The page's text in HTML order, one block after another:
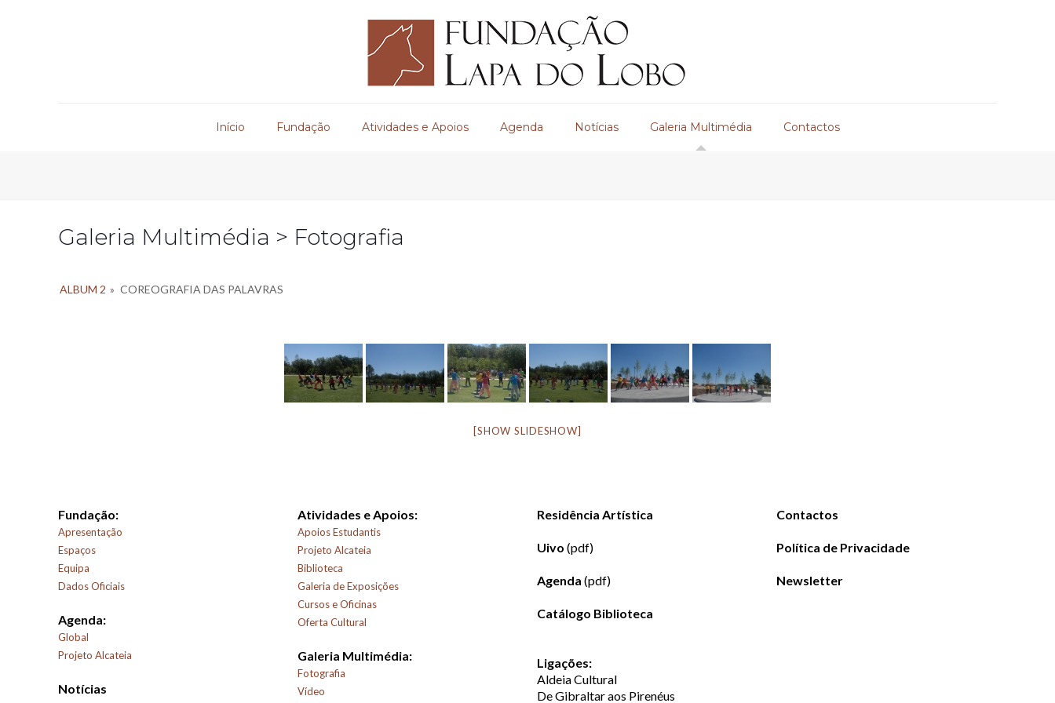
Início Fundação Atividades e Apoios Agenda Notícias Galeria Multimédia Contactos
Galeria Multimédia > Fotografia
ALBUM 2 » COREOGRAFIA DAS PALAVRAS
[SHOW SLIDESHOW]
Fundação:
Apresentação
Espaços
Equipa
Dados Oficiais
Agenda:
Global
Projeto Alcateia
Notícias
Atividades e Apoios:
Apoios Estudantis
Projeto Alcateia
Biblioteca
Galeria de Exposições
Cursos e Oficinas
Oferta Cultural
Galeria Multimédia:
Fotografia
Vídeo
Residência Artística
Uivo (pdf)
Agenda (pdf)
Catálogo Biblioteca
Ligações:
Aldeia Cultural
De Gibraltar aos Pirenéus
Contactos
Política de Privacidade
Newsletter